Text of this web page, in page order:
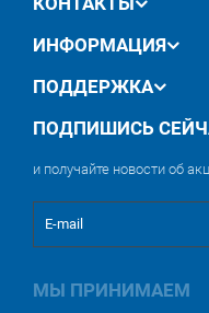
ИНФОРМАЦИЯ
ПОДДЕРЖКА
ПОДПИШИСЬ
и получайте новости об
МЫ ПРИНИМАЕМ